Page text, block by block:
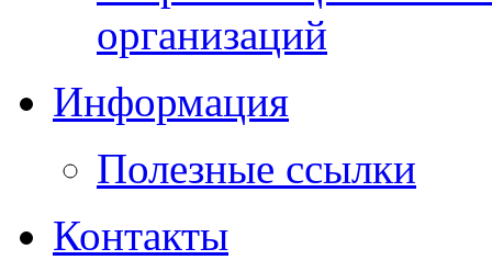
организаций
Информация
Полезные ссылки
Контакты